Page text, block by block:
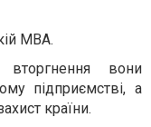
МВА.
вони
підприємстві, а
країни.